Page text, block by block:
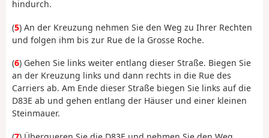
hindurch.
(5) An der Kreuzung nehmen Sie den Weg zu Ihrer Rechten
und folgen ihm bis zur Rue de la Grosse Roche.
(6) Gehen Sie links weiter entlang dieser Straße. Biegen Sie
an der Kreuzung links und dann rechts in die Rue des
Carriers ab. Am Ende dieser Straße biegen Sie links auf die
D83E ab und gehen entlang der Häuser und einer kleinen
Steinmauer.